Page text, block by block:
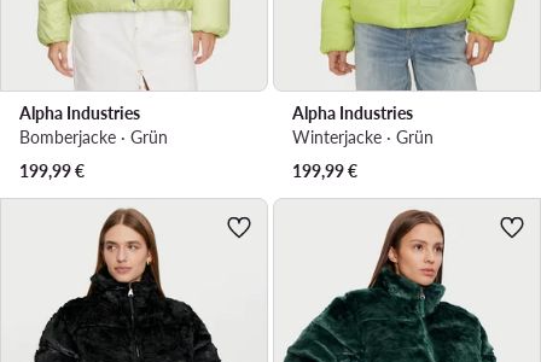
Alpha Industries
Bomberjacke · Grün
199,99€
Alpha Industries
Winterjacke · Grün
199,99€